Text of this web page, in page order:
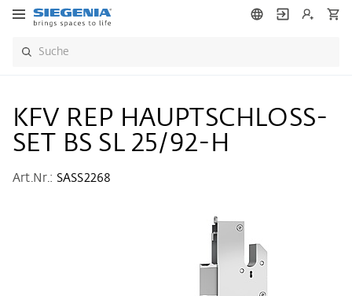
KFV REP HAUPTSCHLOSS-
SET BS SL 25/92-H
Art.Nr.: SASS2268